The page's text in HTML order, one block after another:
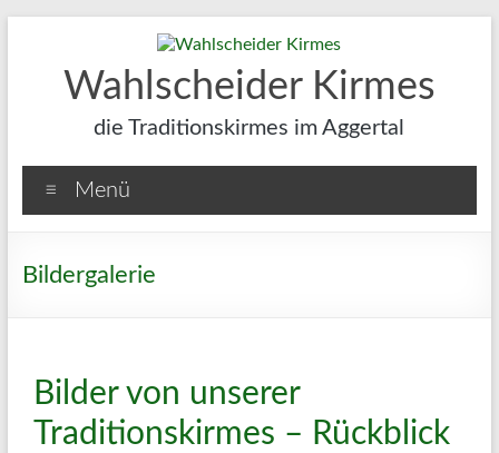
Wahlscheider Kirmes
die Traditionskirmes im Aggertal
Menü
Bildergalerie
Bilder von unserer
Traditionskirmes – Rückblick